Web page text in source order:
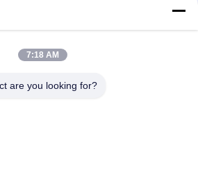
φρένων αντίστασης πετρελαίου
υλικά τριβής για τον ανελκυστήρα
7:18 AM
are you looking for?